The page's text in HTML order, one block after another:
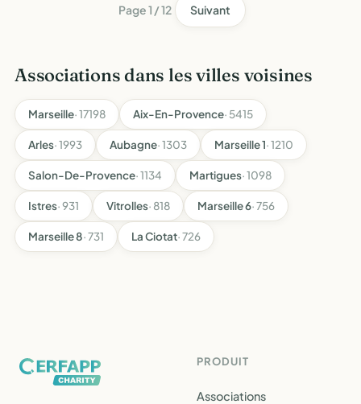
Page 1 / 12 Suivant
Associations dans les villes voisines
Marseille· 17198 Aix-En-Provence· 5415
Arles· 1993 Aubagne· 1303 Marseille 1· 1210
Salon-De-Provence· 1134 Martigues· 1098
Istres· 931 Vitrolles· 818 Marseille 6· 756
Marseille 8· 731 La Ciotat· 726
PRODUIT
Associations